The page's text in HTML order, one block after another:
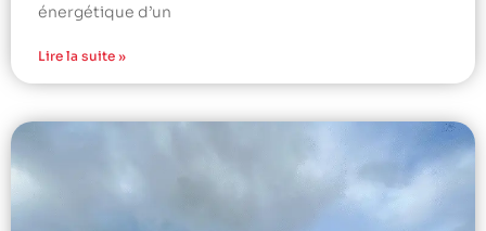
énergétique d’un
Lire la suite »